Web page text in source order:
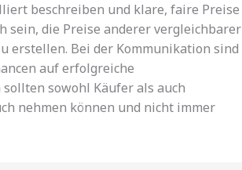
beschreiben und klare, faire Preise
sein, die Preise anderer vergleichbarer
erstellen. Bei der Kommunikation sind
auf erfolgreiche
sowohl Käufer als auch
nehmen können und nicht immer